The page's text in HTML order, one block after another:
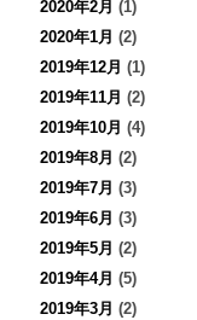
2020年2月 (1)
2020年1月 (2)
2019年12月 (1)
2019年11月 (2)
2019年10月 (4)
2019年8月 (2)
2019年7月 (3)
2019年6月 (3)
2019年5月 (2)
2019年4月 (5)
2019年3月 (2)